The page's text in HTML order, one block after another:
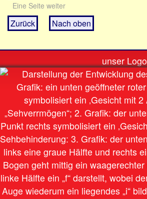
Eine Seite weiter
Zurück Nach oben
unser Logo